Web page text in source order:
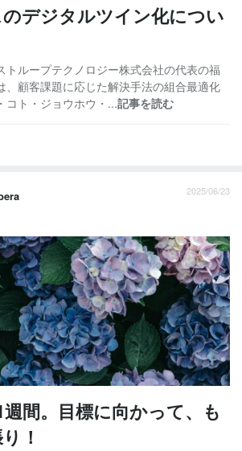
デジタルツイン化につい
トループテクノロジー株式会社の代表の福
、顧客課題に応じた解決手法の組合最適化
コト・ジョウホウ・...記事を読む
2025/06/23
間。目標に向かって、も
！